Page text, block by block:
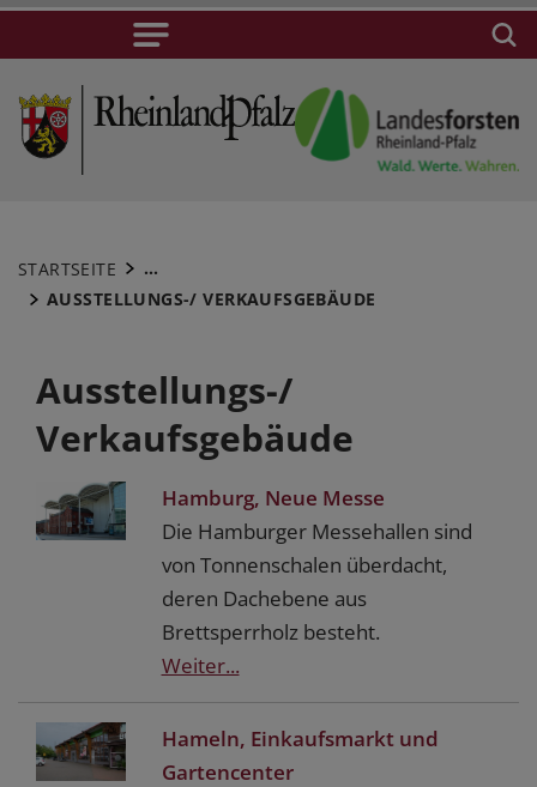
STARTSEITE
...
AUSSTELLUNGS-/ VERKAUFSGEBÄUDE
Ausstellungs-/
Verkaufsgebäude
Hamburg, Neue Messe
Die Hamburger Messehallen sind
von Tonnenschalen überdacht,
deren Dachebene aus
Brettsperrholz besteht.
Weiter...
Hameln, Einkaufsmarkt und
Gartencenter